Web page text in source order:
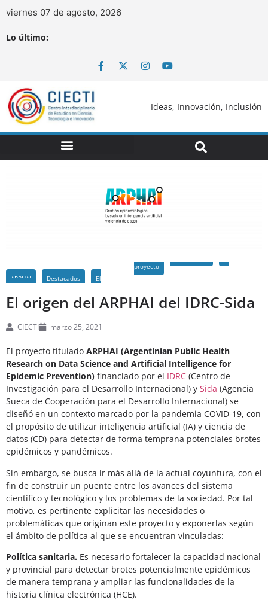
viernes 07 de agosto, 2026
Lo último:
Ideas, Innovación, Inclusión
ARPHAI Destacados El
proyecto
El origen del ARPHAI del IDRC-Sida
CIECTI marzo 25, 2021
El proyecto titulado ARPHAI (Argentinian Public Health
Research on Data Science and Artificial Intelligence for
Epidemic Prevention) financiado por el IDRC (Centro de
Investigación para el Desarrollo Internacional) y Sida (Agencia
Sueca de Cooperación para el Desarrollo Internacional) se
diseñó en un contexto marcado por la pandemia COVID-19, con
el propósito de utilizar inteligencia artificial (IA) y ciencia de
datos (CD) para detectar de forma temprana potenciales brotes
epidémicos y pandémicos.
Sin embargo, se busca ir más allá de la actual coyuntura, con el
fin de construir un puente entre los avances del sistema
científico y tecnológico y los problemas de la sociedad. Por tal
motivo, es pertinente explicitar las necesidades o
problemáticas que originan este proyecto y exponerlas según
el ámbito de política al que se encuentran vinculadas:
Política sanitaria. Es necesario fortalecer la capacidad nacional
y provincial para detectar brotes potencialmente epidémicos
de manera temprana y ampliar las funcionalidades de la
historia clínica electrónica (HCE).